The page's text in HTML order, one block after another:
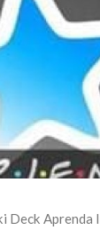
Deck Aprenda